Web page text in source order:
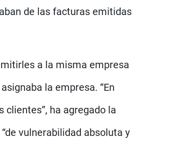
de las facturas emitidas
a la misma empresa
la empresa. “En
ha agregado la
vulnerabilidad absoluta y